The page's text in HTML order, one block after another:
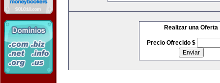
Realizar una Oferta
Precio Ofrecido $